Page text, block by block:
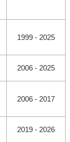
1999 - 2025
2006 - 2025
2006 - 2017
2019 - 2026